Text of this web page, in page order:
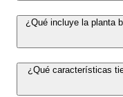
¿Qué incluye la planta
¿Qué características